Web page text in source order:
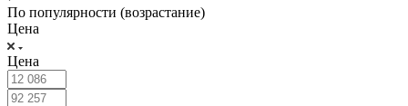
По популярности (возрастание)
Цена
Цена